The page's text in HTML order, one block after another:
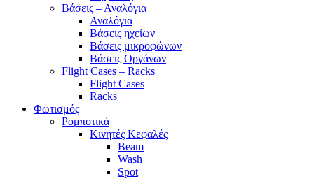
Βάσεις – Αναλόγια
Αναλόγια
Βάσεις ηχείων
Βάσεις μικροφώνων
Βάσεις Οργάνων
Flight Cases – Racks
Flight Cases
Racks
Φωτισμός
Ρομποτικά
Κινητές Κεφαλές
Beam
Wash
Spot